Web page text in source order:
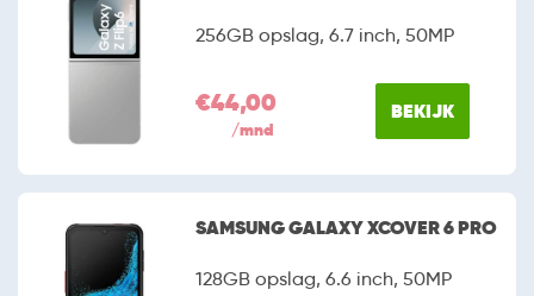
256GB opslag, 6.7 inch, 50MP
€44,00
/mnd
BEKIJK
SAMSUNG GALAXY XCOVER 6 PRO
128GB opslag, 6.6 inch, 50MP